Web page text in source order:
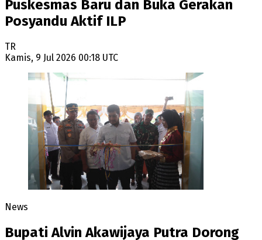
Puskesmas Baru dan Buka Gerakan
Posyandu Aktif ILP
TR
Kamis, 9 Jul 2026 00:18 UTC
News
Bupati Alvin Akawijaya Putra Dorong